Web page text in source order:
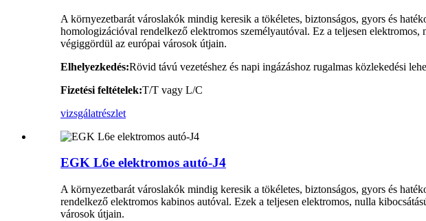
A környezetbarát városlakók mindig keresik a tökéletes, biztonságos, gyors és
homologizációval rendelkező elektromos személyautóval. Ez a teljesen
végiggördül az európai városok útjain.
Elhelyezkedés:Rövid távú vezetéshez és napi ingázáshoz rugalmas közlekedési
Fizetési feltételek:T/T vagy L/C
vizsgálatrészlet
EGK L6e elektromos autó-J4
A környezetbarát városlakók mindig keresik a tökéletes, biztonságos, gyors és
rendelkező elektromos kabinos autóval. Ezek a teljesen elektromos, nulla
városok útjain.